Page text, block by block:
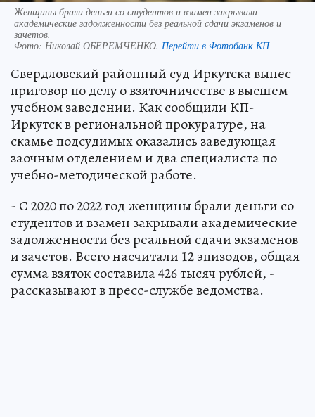
Женщины брали деньги со студентов и взамен закрывали
академические задолженности без реальной сдачи экзаменов и
зачетов.
Фото: Николай ОБЕРЕМЧЕНКО. Перейти в Фотобанк КП
Свердловский районный суд Иркутска вынес
приговор по делу о взяточничестве в высшем
учебном заведении. Как сообщили КП-
Иркутск в региональной прокуратуре, на
скамье подсудимых оказались заведующая
заочным отделением и два специалиста по
учебно-методической работе.
- С 2020 по 2022 год женщины брали деньги со
студентов и взамен закрывали академические
задолженности без реальной сдачи экзаменов
и зачетов. Всего насчитали 12 эпизодов, общая
сумма взяток составила 426 тысяч рублей, -
рассказывают в пресс-службе ведомства.